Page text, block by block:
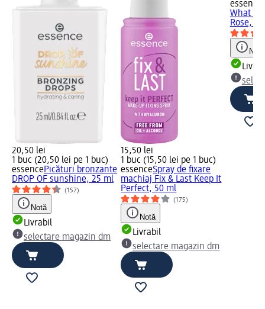
20,50 lei
1 buc (20,50 lei pe 1 buc)
essencePicături bronzante
DROP OF sunshine, 25 ml
(157)
Notă
Livrabil
selectare magazin dm
15,50 lei
1 buc (15,50 lei pe 1 buc)
essenceSpray de fixare
machiaj Fix & Last Keep It
Perfect, 50 ml
(175)
Notă
Livrabil
selectare magazin dm
essence
What A
Rose,
Notă